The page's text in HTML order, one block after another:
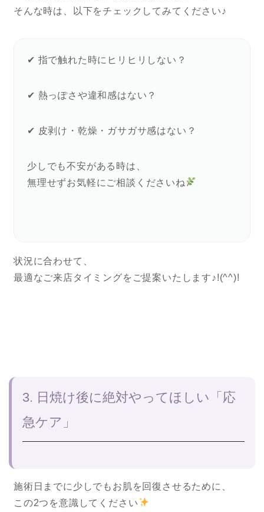
そんな時は、以下をチェックしてみてください♪
✔ 指で触れた時にヒリヒリしない？
✔ 熱っぽさや違和感はない？
✔ 皮剥け・乾燥・ガサガサ感はない？
少しでも不安がある時は、
無理せずお気軽にご相談くださいね
状況に合わせて、
最適なご来店タイミングをご提案いたします♪!(^^)!
3. 日焼け後に絶対やってほしい「応
急ケア」
施術日までに少しでもお肌を回復させるために、
この2つを意識してください